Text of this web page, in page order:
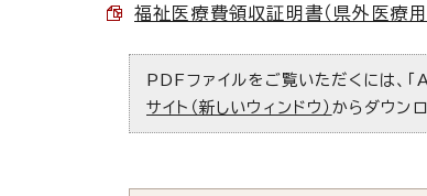
福祉医療費領収証明書（県外医療
PDFファイルをご覧いただくには、
サイト（新しいウィンドウ） からダウンロ